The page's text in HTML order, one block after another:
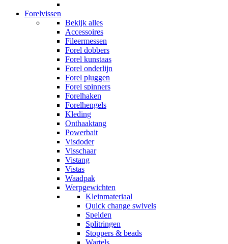
Forelvissen
Bekijk alles
Accessoires
Fileermessen
Forel dobbers
Forel kunstaas
Forel onderlijn
Forel pluggen
Forel spinners
Forelhaken
Forelhengels
Kleding
Onthaaktang
Powerbait
Visdoder
Visschaar
Vistang
Vistas
Waadpak
Werpgewichten
Kleinmateriaal
Quick change swivels
Spelden
Splitringen
Stoppers & beads
Wartels